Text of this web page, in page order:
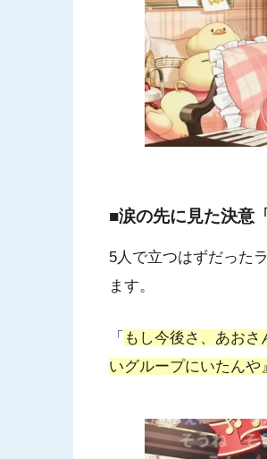
■涙の先に見た決意
5人で立つはずだった
ます。
「 もし今後さ、あお
いグループにいたん